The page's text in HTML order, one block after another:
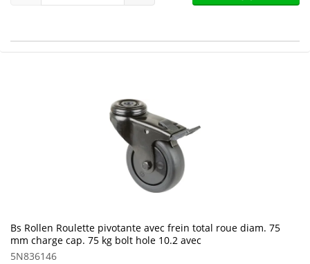
Bs Rollen Roulette pivotante avec frein total roue diam. 75
mm charge cap. 75 kg bolt hole 10.2 avec
5N836146